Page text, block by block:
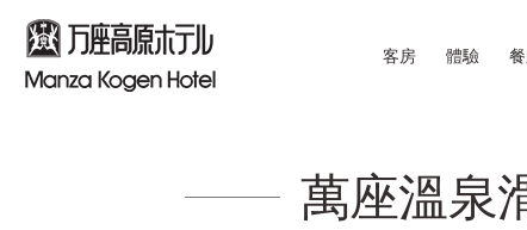
客房 體驗
萬座溫泉